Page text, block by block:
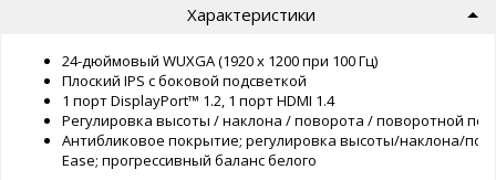
Характеристики
24-дюймовый WUXGA (1920 x 1200 при 100 Гц)
Плоский IPS с боковой подсветкой
1 порт DisplayPort™ 1.2, 1 порт HDMI 1.4
Регулировка высоты / наклона / поворота / поворотной
Антибликовое покрытие; регулировка высоты/наклона/
Ease; прогрессивный баланс белого